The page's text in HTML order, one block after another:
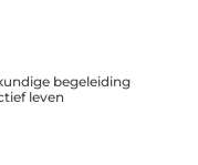
begeleiding
leven